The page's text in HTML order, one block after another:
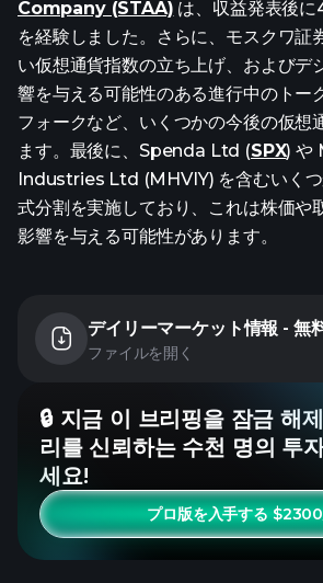
Company (STAA) は、収益発表後に
を経験しました。さらに、モスクワ証
い仮想通貨指数の立ち上げ、およびデ
響を与える可能性のある進行中のトー
フォークなど、いくつかの今後の仮想
ます。最後に、Spenda Ltd (SPX) や
Industries Ltd (MHVIY) を含むいくつ
式分割を実施しており、これは株価や
影響を与える可能性があります。
デイリーマーケット情報 - 無
ファイルを開く
🔒 지금 이 브리핑을 잠금 해
리를 신뢰하는 수천 명의 투
세요!
プロ版を入手する